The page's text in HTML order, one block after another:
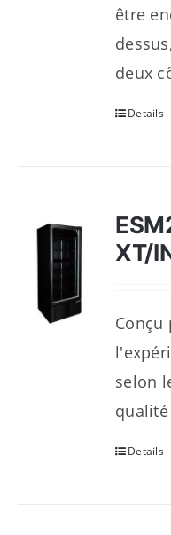
être
deux
Details
XT/
selon
Details